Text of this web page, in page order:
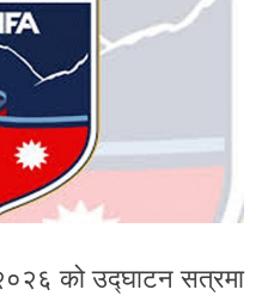
को उद्घाटन सत्रमा